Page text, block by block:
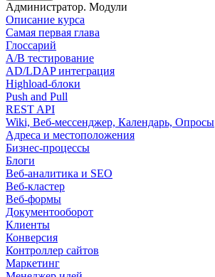
Администратор. Модули
Описание курса
Самая первая глава
Глоссарий
A/B тестирование
AD/LDAP интеграция
Highload-блоки
Push and Pull
REST API
Wiki, Веб-мессенджер, Календарь, Опросы
Адреса и местоположения
Бизнес-процессы
Блоги
Веб-аналитика и SEO
Веб-кластер
Веб-формы
Документооборот
Клиенты
Конверсия
Контроллер сайтов
Маркетинг